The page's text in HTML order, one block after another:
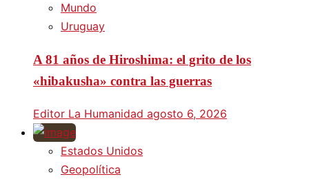
Mundo
Uruguay
A 81 años de Hiroshima: el grito de los
«hibakusha» contra las guerras
Editor La Humanidad agosto 6, 2026
Estados Unidos
Geopolítica